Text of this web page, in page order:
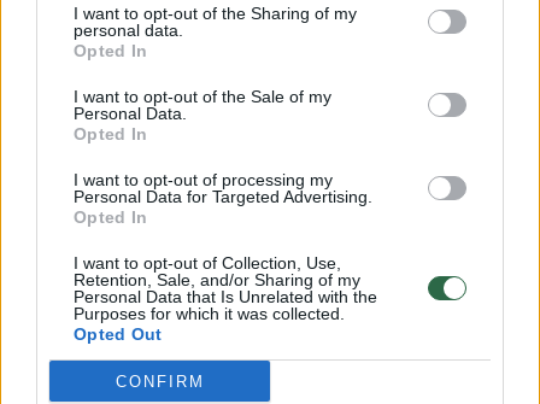
I want to opt-out of the Sharing of my
personal data.
Opted In
I want to opt-out of the Sale of my
Personal Data.
Opted In
I want to opt-out of processing my
Personal Data for Targeted Advertising.
Opted In
I want to opt-out of Collection, Use,
Retention, Sale, and/or Sharing of my
Personal Data that Is Unrelated with the
Purposes for which it was collected.
Opted Out
CONFIRM
Būstas